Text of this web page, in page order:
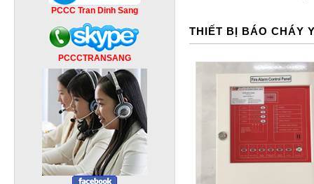
PCCC Tran Dinh Sang
PCCCTRANSANG
THIẾT BỊ BÁO CHÁY